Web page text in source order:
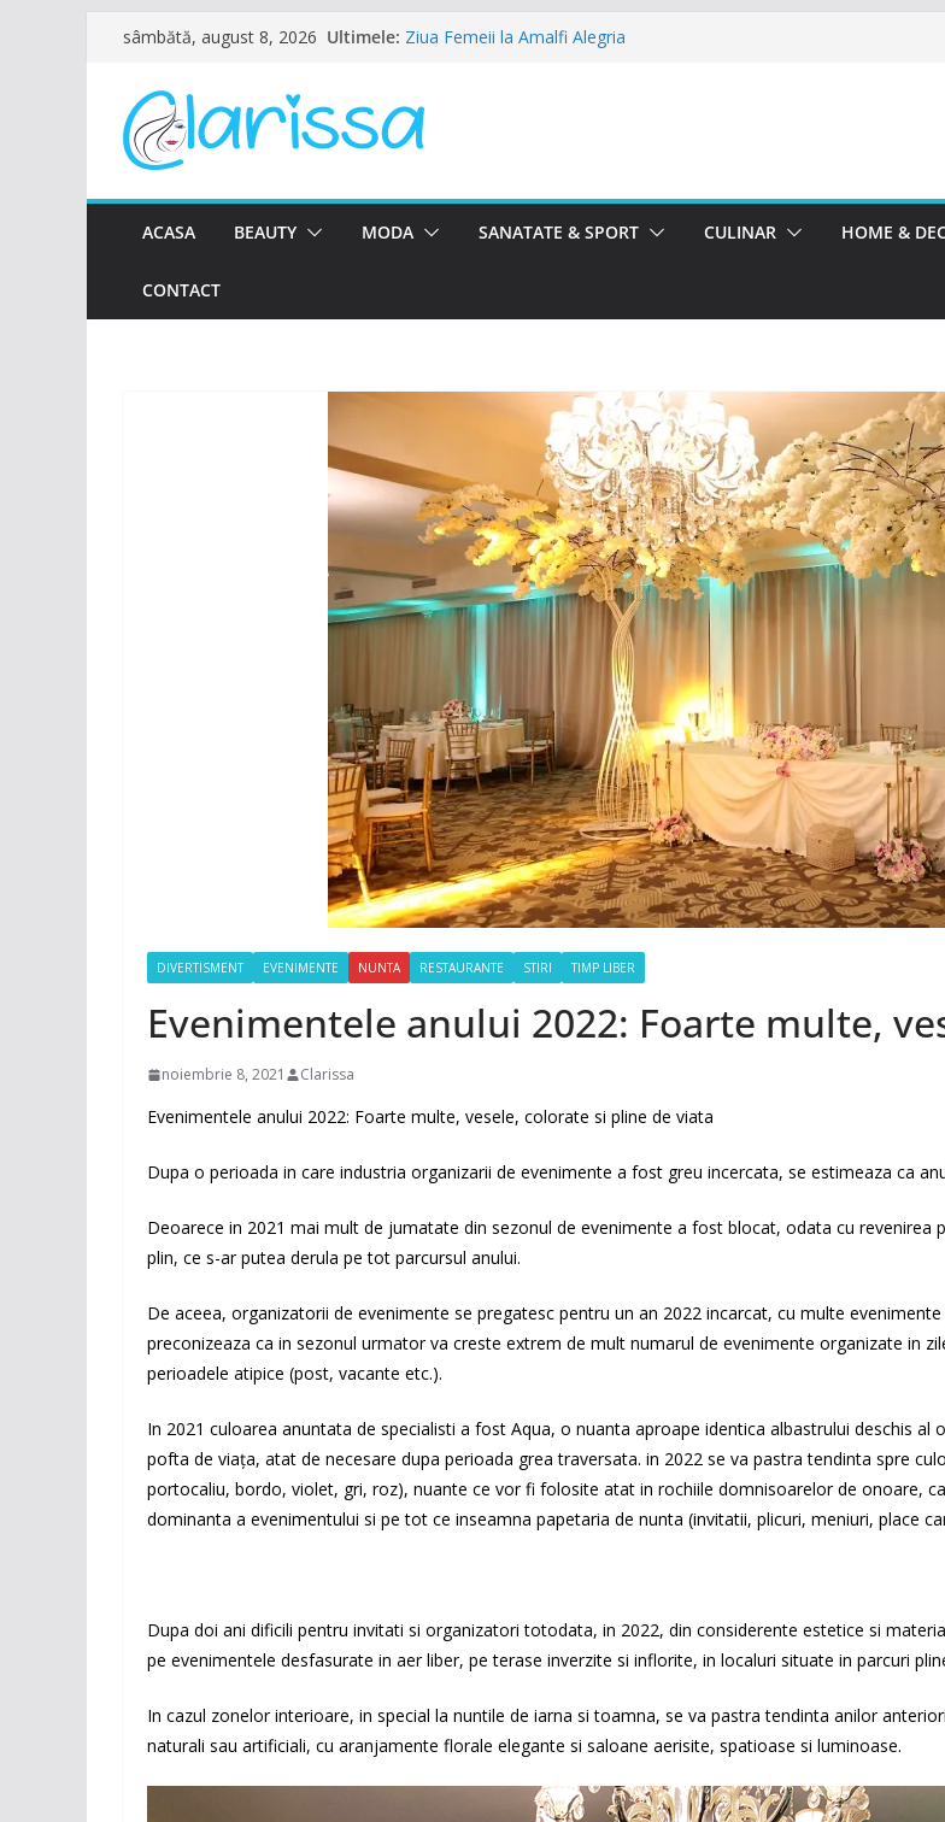
conținut
sâmbătă, august 8, 2026 Ultimele: Ziua Femeii la Amalfi Alegria
Petrecere de Ziua Femeii la La Nasu
7-8 Martie 2026 la Mavro Events
ACASA BEAUTY MODA SANATATE & SPORT CULINAR HOME &
CONTACT
DIVERTISMENT EVENIMENTE NUNTA RESTAURANTE STIRI TIMP LIBER
Evenimentele anului 2022: Foarte multe,
noiembrie 8, 2021 Clarissa
Evenimentele anului 2022: Foarte multe, vesele, colorate si pline de viata
Dupa o perioada in care industria organizarii de evenimente a fost greu incercata, se estimeaza ca
Deoarece in 2021 mai mult de jumatate din sezonul de evenimente a fost blocat, odata cu
plin, ce s-ar putea derula pe tot parcursul anului.
De aceea, organizatorii de evenimente se pregatesc pentru un an 2022 incarcat, cu multe
preconizeaza ca in sezonul urmator va creste extrem de mult numarul de evenimente organizate in
perioadele atipice (post, vacante etc.).
In 2021 culoarea anuntata de specialisti a fost Aqua, o nuanta aproape identica albastrului deschis
pofta de viaţa, atat de necesare dupa perioada grea traversata. in 2022 se va pastra tendinta spre
portocaliu, bordo, violet, gri, roz), nuante ce vor fi folosite atat in rochiile domnisoarelor de onoare,
dominanta a evenimentului si pe tot ce inseamna papetaria de nunta (invitatii, plicuri, meniuri, place
Dupa doi ani dificili pentru invitati si organizatori totodata, in 2022, din considerente estetice si
pe evenimentele desfasurate in aer liber, pe terase inverzite si inflorite, in localuri situate in parcuri
In cazul zonelor interioare, in special la nuntile de iarna si toamna, se va pastra tendinta anilor
naturali sau artificiali, cu aranjamente florale elegante si saloane aerisite, spatioase si luminoase.